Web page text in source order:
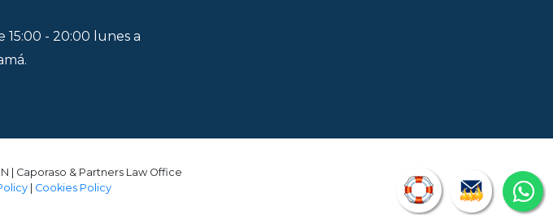
- 20:00 lunes a
| Caporaso & Partners Law Office
| Cookies Policy